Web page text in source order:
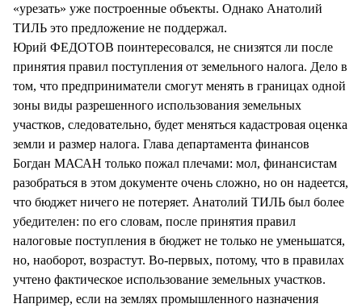
«урезать» уже построенные объекты. Однако Анатолий
ТИЛЬ это предложение не поддержал.
Юрий ФЕДОТОВ поинтересовался, не снизятся ли после
принятия правил поступления от земельного налога. Дело в
том, что предприниматели смогут менять в границах одной
зоны виды разрешенного использования земельных
участков, следовательно, будет меняться кадастровая оценка
земли и размер налога. Глава департамента финансов
Богдан МАСАН только пожал плечами: мол, финансистам
разобраться в этом документе очень сложно, но он надеется,
что бюджет ничего не потеряет. Анатолий ТИЛЬ был более
убедителен: по его словам, после принятия правил
налоговые поступления в бюджет не только не уменьшатся,
но, наоборот, возрастут. Во-первых, потому, что в правилах
учтено фактическое использование земельных участков.
Например, если на землях промышленного назначения